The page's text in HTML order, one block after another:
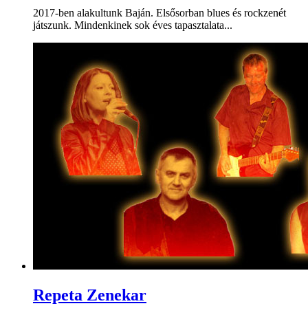
2017-ben alakultunk Baján. Elsősorban blues és rockzenét
játszunk. Mindenkinek sok éves tapasztalata...
Repeta Zenekar